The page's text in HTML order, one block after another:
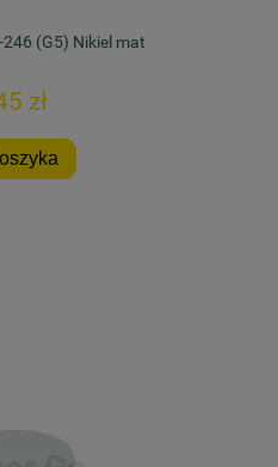
(G5) Nikiel mat
zł